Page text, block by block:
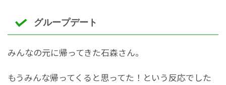
グループデート
みんなの元に帰ってきた石森さん。
もうみんな帰ってくると思ってた！という反応でした